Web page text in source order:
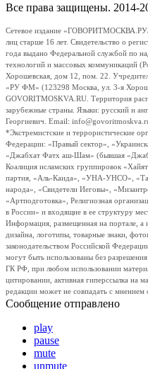
Все права защищены. 2014-
Сетевое издание «ГОВОРИТМОСКВА.РУ/
лиц старше 16 лет. Свидетельство о
года выдано Федеральной службой по
технологий и массовых коммуникаций
Хорошевская, дом 12, пом. 22.
«РУ ФМ» (123298 Москва, ул. 3-я
GOVORITMOSKVA.RU. Территория
зарубежные страны. Языки: русский и
Георгиевич. Email:
*Экстремистские и террористические
Федерации: «Правый сектор»,
«Джабхат Фатх аш-Шам» (бывшая
Коалиция исламских группировок
партия, «Аль-Каида», «УНА-УНСО»,
народа», «Свидетели Иеговы»,
«Артподготовка», Религиозная
в России» и входящие в ее структуру
Информация, размещенная на портале, а
дизайна, логотипы, товарные знаки,
законодательством Российской
могут быть использованы без
ГК РФ, при любом использовании
цитировании, активная гиперссылка на
редакции может не совпадать с мнением
Сообщение отправлено
play
pause
mute
unmute